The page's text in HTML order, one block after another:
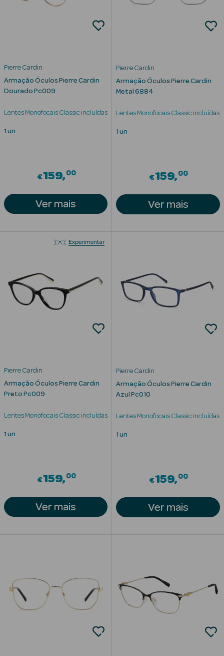
Criança
Ver Tudo
Cosmética
Creme de Olhos
Anti-
envelhecimento
Água Micelar
Solares
Pierre Cardin
Armação Óculos Pierre Cardin
Dourado Pc009
Lentes Monofocais Classic incluídas
1 un
€159 00
Ver mais
Pierre Cardin
Armação Óculos Pierre Cardin
Metal 6884
Lentes Monofocais Classic incluídas
1 un
€159 00
Ver mais
Experimentar
Pierre Cardin
Armação Óculos Pierre Cardin
Preto Pc009
Lentes Monofocais Classic incluídas
1 un
€159 00
Ver mais
Pierre Cardin
Armação Óculos Pierre Cardin
Azul Pc010
Lentes Monofocais Classic incluídas
1 un
€159 00
Ver mais